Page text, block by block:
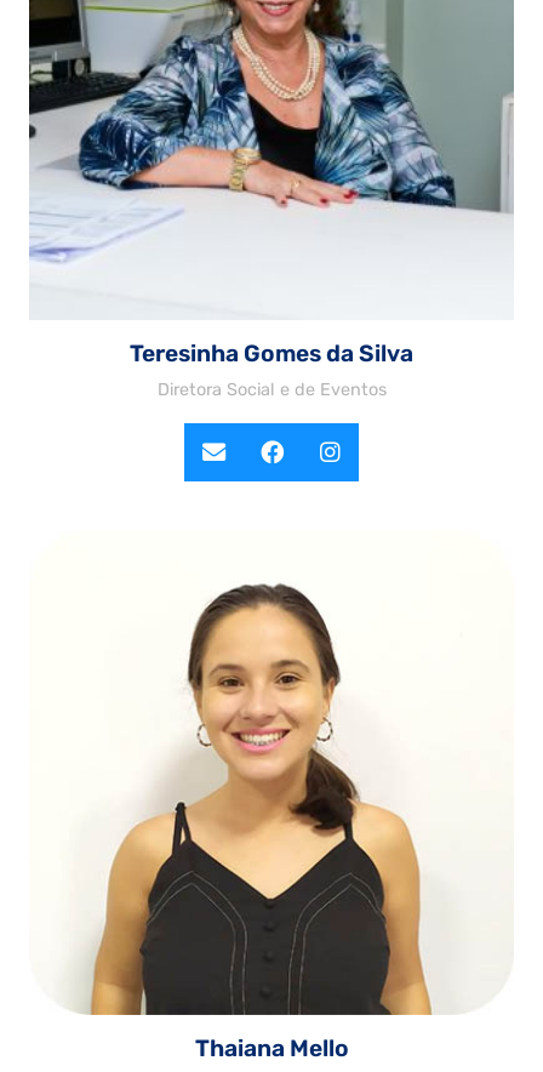
Teresinha Gomes da Silva
Diretora Social e de Eventos
Thaiana Mello